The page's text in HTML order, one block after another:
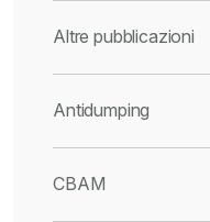
Altre pubblicazioni
Antidumping
CBAM